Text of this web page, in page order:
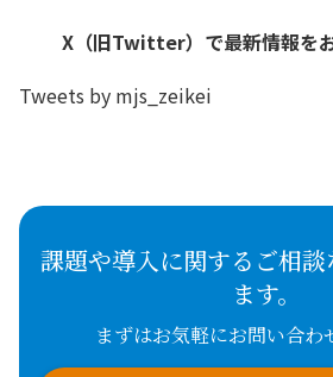
X（旧Twitter）で最新情報を
Tweets by mjs_zeikei
課題や導入に関するご相談
ます。
まずはお気軽にお問い合わ